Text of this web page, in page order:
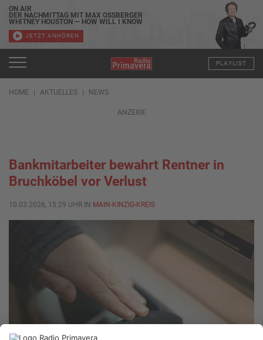
ON AIR
DER NACHMITTAG MIT MAX OSSBERGER
WHITNEY HOUSTON — HOW WILL I KNOW
JETZT ANHÖREN
PLAYLIST
HOME AKTUELLES NEWS
ANZEIGE
Bankmitarbeiter bewahrt Rentner in
Bruchköbel vor Verlust
10.03.2026, 15:29 UHR IN MAIN-KINZIG-KREIS